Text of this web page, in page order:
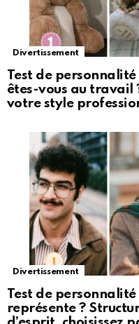
Divertissement
Test de personnalité
êtes-vous au travail
votre style
Divertissement
Test de personnalité
représente ?